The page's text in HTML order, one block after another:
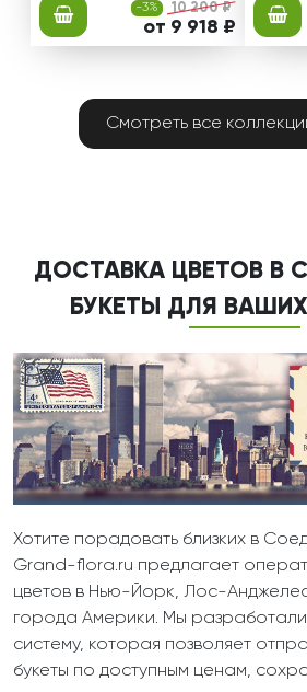
-3% 10 200 ₽
от 9 918 ₽
Смотреть все
ДОСТАВКА ЦВЕТОВ В
БУКЕТЫ ДЛЯ
Хотите порадовать близких в
Grand-flora.ru предлагает
цветов в Нью-Йорк, Лос-
города Америки. Мы
систему, которая позволяет
букеты по доступным ценам,